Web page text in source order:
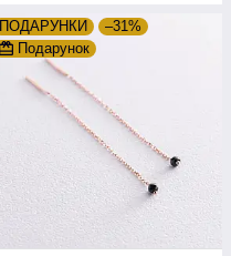
ПОДАРУНКИ
–31%
Подарунок